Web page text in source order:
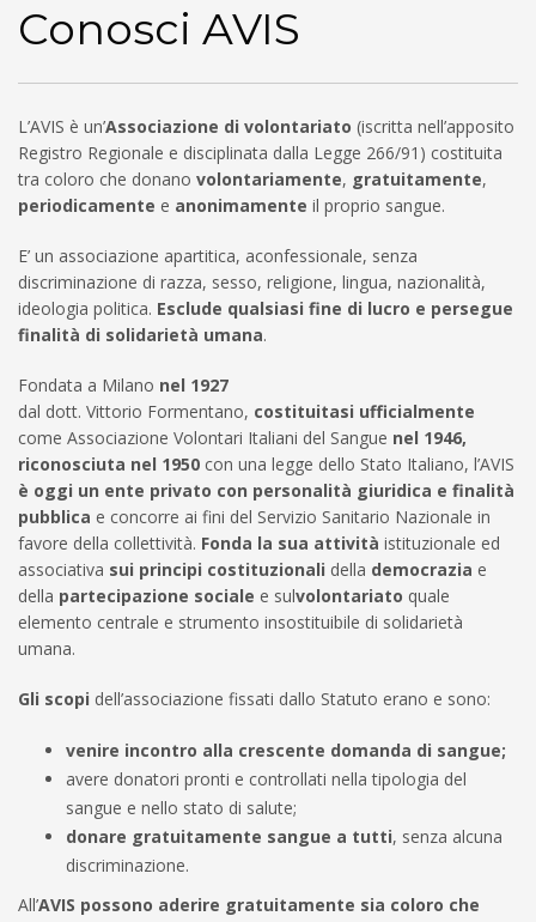
Conosci AVIS
L’AVIS è un’Associazione di volontariato (iscritta nell’apposito
Registro Regionale e disciplinata dalla Legge 266/91) costituita
tra coloro che donano volontariamente, gratuitamente,
periodicamente e anonimamente il proprio sangue.
E’ un associazione apartitica, aconfessionale, senza
discriminazione di razza, sesso, religione, lingua, nazionalità,
ideologia politica. Esclude qualsiasi fine di lucro e persegue
finalità di solidarietà umana.
Fondata a Milano nel 1927
dal dott. Vittorio Formentano, costituitasi ufficialmente
come Associazione Volontari Italiani del Sangue nel 1946,
riconosciuta nel 1950 con una legge dello Stato Italiano, l’AVIS
è oggi un ente privato con personalità giuridica e finalità
pubblica e concorre ai fini del Servizio Sanitario Nazionale in
favore della collettività. Fonda la sua attività istituzionale ed
associativa sui principi costituzionali della democrazia e
della partecipazione sociale e sulvolontariato quale
elemento centrale e strumento insostituibile di solidarietà
umana.
Gli scopi dell’associazione fissati dallo Statuto erano e sono:
venire incontro alla crescente domanda di sangue;
avere donatori pronti e controllati nella tipologia del
sangue e nello stato di salute;
donare gratuitamente sangue a tutti, senza alcuna
discriminazione.
All’AVIS possono aderire gratuitamente sia coloro che